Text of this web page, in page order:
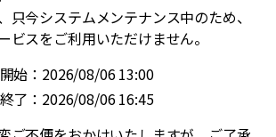
只今システムメンテナンス中のため、
ビスをご利用いただけません。
開始：2026/08/06 13:00
終了：2026/08/06 16:45